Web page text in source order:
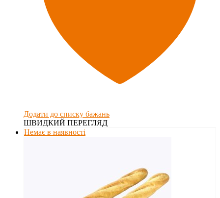
Додати до списку бажань
ШВИДКИЙ ПЕРЕГЛЯД
Немає в наявності